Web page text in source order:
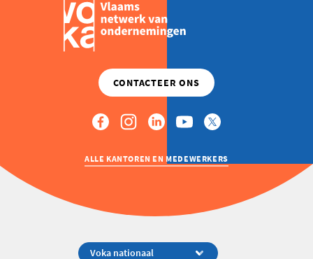
ALLE KANTOREN EN MEDEWERKERS